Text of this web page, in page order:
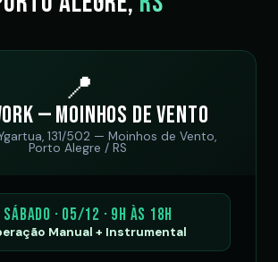
📍
— Moinhos de Vento
131/502 — Moinhos de Vento,
Porto Alegre / RS
· 05/12 · 9h às 18h
Manual + Instrumental